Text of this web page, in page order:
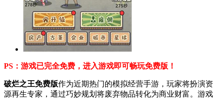
PS：游戏已完全免费，进入游戏即可畅玩免费版！
破烂之王免费版作为近期热门的模拟经营手游，玩家将扮演资
源再生专家，通过巧妙规划将废弃物品转化为商业财富。游戏